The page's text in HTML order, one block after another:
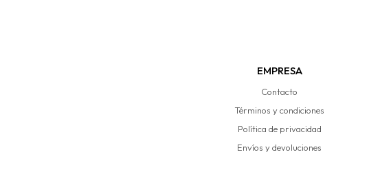
EMPRESA
Contacto
Términos y condiciones
Política de privacidad
Envíos y devoluciones